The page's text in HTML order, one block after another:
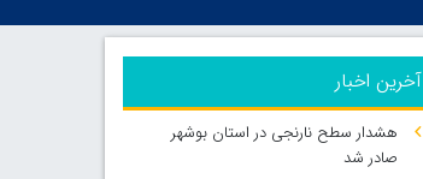
آخرین اخبار
هشدار سطح نارنجی در استان بوشهر
صادر شد